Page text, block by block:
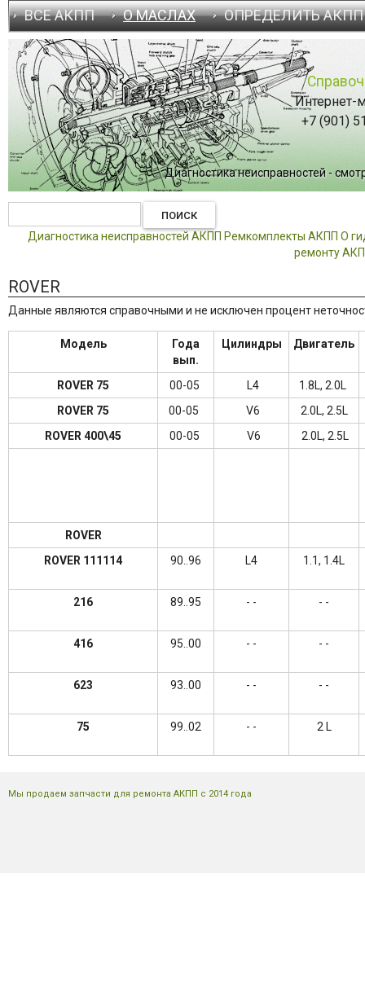
ВСЕ АКПП О МАСЛАХ ОПРЕДЕЛИТЬ АКПП
Интернет-
+7 (901)
Диагностика неисправностей -
Диагностика неисправностей АКПП Ремкомплекты АКПП О
ремонту
ROVER
Данные являются справочными и не исключен процент
Модель
Года
вып.
Цилиндры Двигатель
ROVER 75 00-05 L4 1.8L, 2.0L
ROVER 75 00-05 V6 2.0L, 2.5L
ROVER 400\45
00-05 V6 2.0L, 2.5L
ROVER
ROVER 111114 90..96 L4 1.1, 1.4L
216 89..95 - - - -
416 95..00 - - - -
623 93..00 - - - -
75 99..02 - - 2 L
Мы продаем запчасти для ремонта АКПП с 2014 года